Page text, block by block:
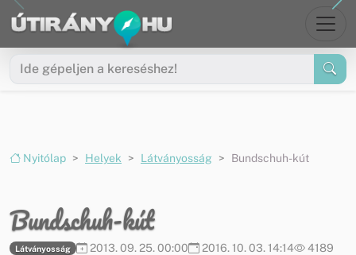
Ugrás a menüre
Ugrás a tartalomra
Nyitólap Helyek Látványosság Bundschuh-kút
Bundschuh-kút
Látványosság 2013. 09. 25. 00:00 2016. 10. 03. 14:14 4189